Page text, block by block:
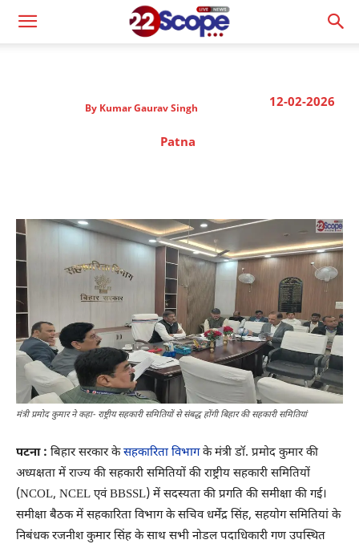
12-02-2026
By Kumar Gaurav Singh
Patna
मंत्री प्रमोद कुमार ने कहा- राष्ट्रीय सहकारी समितियों से संबद्ध होंगी बिहार की सहकारी समितियां
पटना : बिहार सरकार केसहकारिता विभागके मंत्री डॉ. प्रमोद कुमार की
अध्यक्षता में राज्य की सहकारी समितियों की राष्ट्रीय सहकारी समितियों
(NCOL, NCEL एवं BBSSL) में सदस्यता की प्रगति की समीक्षा की गई।
समीक्षा बैठक में सहकारिता विभाग के सचिव धर्मेंद्र सिंह, सहयोग समितियां के
निबंधक रजनीश कुमार सिंह के साथ सभी नोडल पदाधिकारी गण उपस्थित